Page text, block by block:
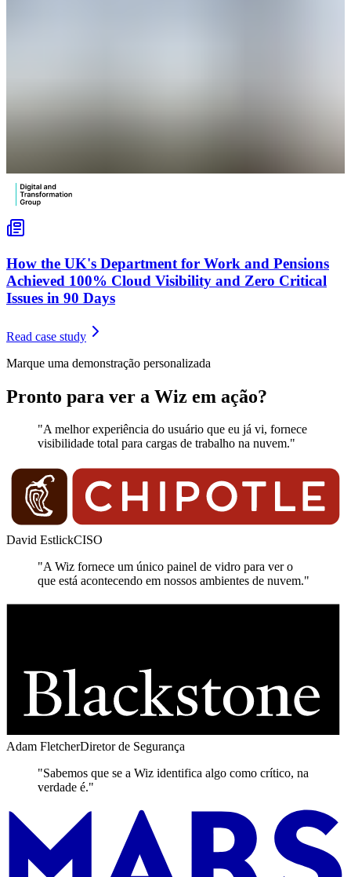
How the UK's Department for Work and Pensions
Achieved 100% Cloud Visibility and Zero Critical
Issues in 90 Days
Read case study
Marque uma demonstração personalizada
Pronto para ver a Wiz em ação?
"A melhor experiência do usuário que eu já vi, fornece
visibilidade total para cargas de trabalho na nuvem."
David EstlickCISO
"A Wiz fornece um único painel de vidro para ver o
que está acontecendo em nossos ambientes de nuvem."
Adam FletcherDiretor de Segurança
"Sabemos que se a Wiz identifica algo como crítico, na
verdade é."